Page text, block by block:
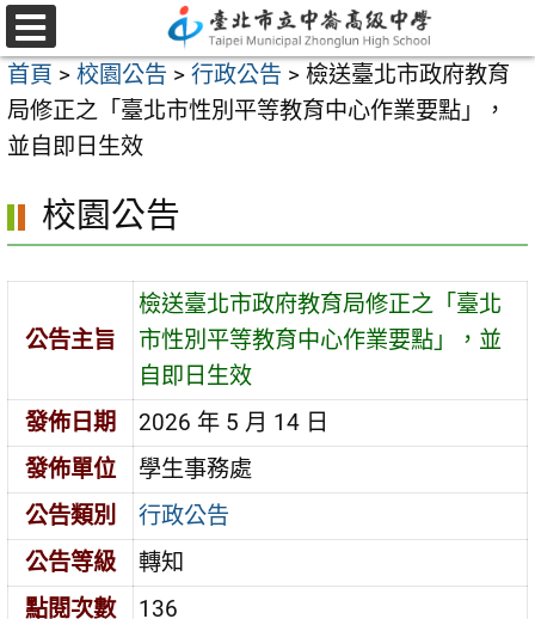
跳
至
主
要
內
區
選
單
首頁 > 校園公告 > 行政公告 > 檢送臺北市政府教育
局修正之「臺北市性別平等教育中心作業要點」，
並自即日生效
校園公告
公告主旨
檢送臺北市政府教育局修正之「臺北
市性別平等教育中心作業要點」，並
自即日生效
發佈日期
2026 年 5 月 14 日
發佈單位
學生事務處
公告類別
行政公告
公告等級
轉知
點閱次數
136